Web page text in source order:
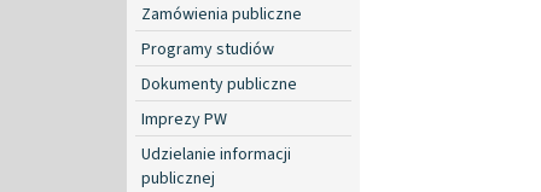
Zamówienia publiczne
Programy studiów
Dokumenty publiczne
Imprezy PW
Udzielanie informacji
publicznej